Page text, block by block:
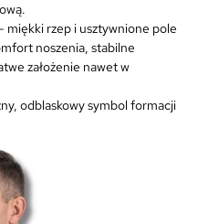
miękki rzep i usztywnione pole
noszenia, stabilne
założenie nawet w
odblaskowy symbol formacji